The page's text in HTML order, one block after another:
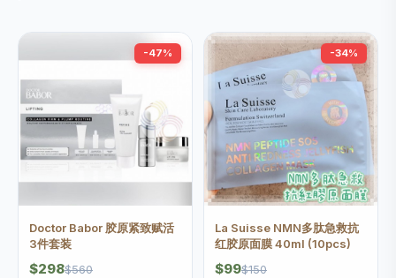
-47%
Doctor Babor 胶原紧致赋活
3件套装
$298$560
-34%
La Suisse NMN多肽急救抗
红胶原面膜 40ml (10pcs)
$99$150